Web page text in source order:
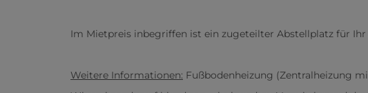
Im Mietpreis inbegriffen ist ein zugeteilter Abstellplatz für Ihr
Weitere Informationen: Fußbodenheizung (Zentralheizung